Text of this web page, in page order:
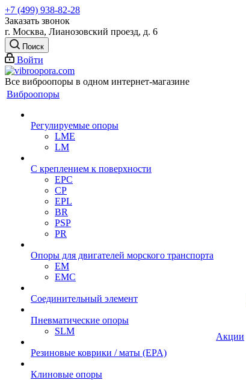
+7 (499) 938-82-28
Заказать звонок
г. Москва, Лианозовский проезд, д. 6
Поиск
Войти
Все виброопоры в одном интернет-магазине
Виброопоры
Регулируемые опоры
LME
LM
С креплением к поверхности
EPC
CP
EPL
BR
PSP
PR
Опоры для двигателей морского транспорта
EM
EMC
Cоединительный элемент
Пневматические опоры
SLM
Резиновые коврики / маты (EPA)
Клиновые опоры
Акции